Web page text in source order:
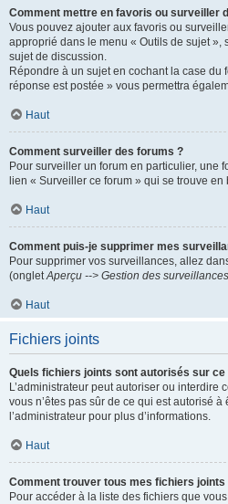
Comment mettre en favoris ou surveiller
Vous pouvez ajouter aux favoris ou
approprié dans le menu « Outils de sujet »,
sujet de discussion.
Répondre à un sujet en cochant la case du
réponse est postée » vous permettra
Haut
Comment surveiller des forums ?
Pour surveiller un forum en particulier, une
lien « Surveiller ce forum » qui se trouve en
Haut
Comment puis-je supprimer mes
Pour supprimer vos surveillances, allez
(ongletAperçu --> Gestion des surveillances
Haut
Fichiers joints
Quels fichiers joints sont autorisés sur ce
L’administrateur peut autoriser ou interdire
vous n’êtes pas sûr de ce qui est autorisé à
l’administrateur pour plus d’informations.
Haut
Comment trouver tous mes fichiers joints
Pour accéder à la liste des fichiers que